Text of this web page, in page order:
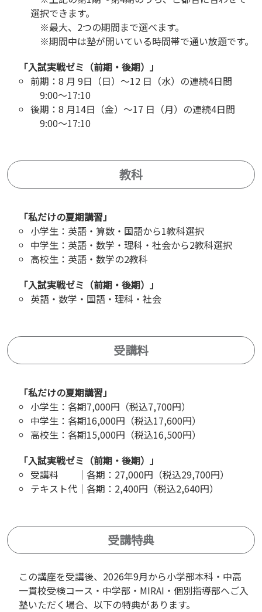
選択できます。
※最大、2つの期間まで選べます。
※期間中は塾が開いている時間帯で通い放題です。
「入試実戦ゼミ（前期・後期）」
前期：8 月 9日（日）～12 日（水）の連続4日間
9:00～17:10
後期：8 月14日（金）～17 日（月）の連続4日間
9:00～17:10
教科
「私だけの夏期講習」
小学生：英語・算数・国語から1教科選択
中学生：英語・数学・理科・社会から2教科選択
高校生：英語・数学の2教科
「入試実戦ゼミ（前期・後期）」
英語・数学・国語・理科・社会
受講料
「私だけの夏期講習」
小学生：各期7,000円（税込7,700円）
中学生：各期16,000円（税込17,600円）
高校生：各期15,000円（税込16,500円）
「入試実戦ゼミ（前期・後期）」
受講料 ｜各期：27,000円（税込29,700円）
テキスト代｜各期：2,400円（税込2,640円）
受講特典
この講座を受講後、2026年9月から小学部本科・中高
一貫校受検コース・中学部・MIRAI・個別指導部へご入
塾いただく場合、以下の特典があります。